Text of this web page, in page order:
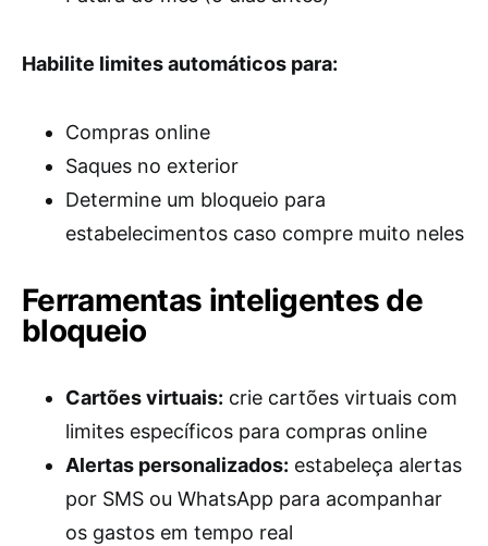
Habilite limites automáticos para:
Compras online
Saques no exterior
Determine um bloqueio para
estabelecimentos caso compre muito neles
Ferramentas inteligentes de
bloqueio
Cartões virtuais: crie cartões virtuais com
limites específicos para compras online
Alertas personalizados: estabeleça alertas
por SMS ou WhatsApp para acompanhar
os gastos em tempo real